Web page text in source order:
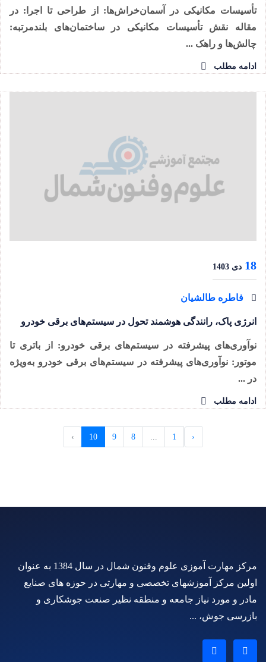
تأسیسات مکانیکی در آسمان‌خراش‌ها: از طراحی تا اجرا: در
مقاله نقش تأسیسات مکانیکی در ساختمان‌های بلندمرتبه:
چالش‌ها و راهک ...
ادامه مطلب
18 دی 1403
فاطره طالشیان
انرژی پاک، رانندگی هوشمند تحول در سیستم‌های برقی خودرو
نوآوری‌های پیشرفته در سیستم‌های برقی خودرو: از باتری تا
موتور: نوآوری‌های پیشرفته در سیستم‌های برقی خودرو به‌ویژه
در ...
ادامه مطلب
‹
1
...
8
9
10
›
مرکز مهارت آموزی علوم وفنون شمال در سال 1384 به عنوان
اولین مرکز آموزشهای تخصصی و مهارتی در حوزه های صنایع
مادر و مورد نیاز جامعه و منطقه نظیر صنعت جوشکاری و
بازرسی جوش، ...